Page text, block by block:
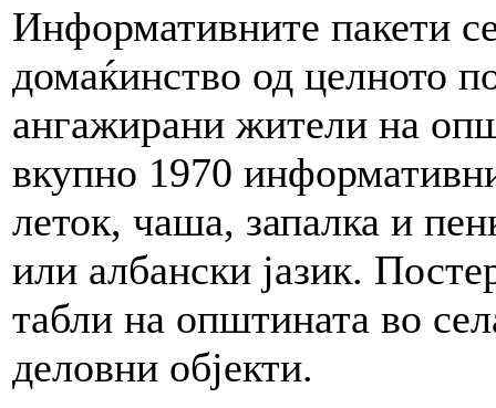
Информативните пакети
домаќинство од целното
ангажирани жители на
вкупно 1970
леток, чаша, запалка и
или албански јазик.
табли на општината во
деловни објекти.